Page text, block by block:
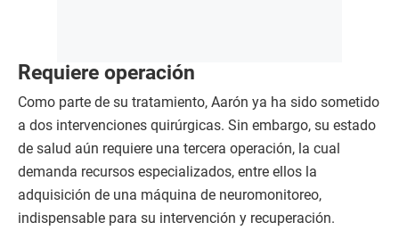
Requiere operación
Como parte de su tratamiento, Aarón ya ha sido sometido
a dos intervenciones quirúrgicas. Sin embargo, su estado
de salud aún requiere una tercera operación, la cual
demanda recursos especializados, entre ellos la
adquisición de una máquina de neuromonitoreo,
indispensable para su intervención y recuperación.